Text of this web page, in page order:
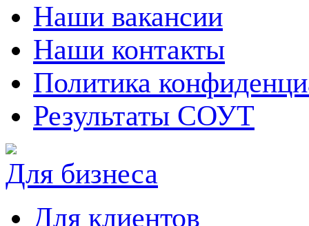
Наши вакансии
Наши контакты
Политика
Результаты СОУТ
Для бизнеса
Для клиентов